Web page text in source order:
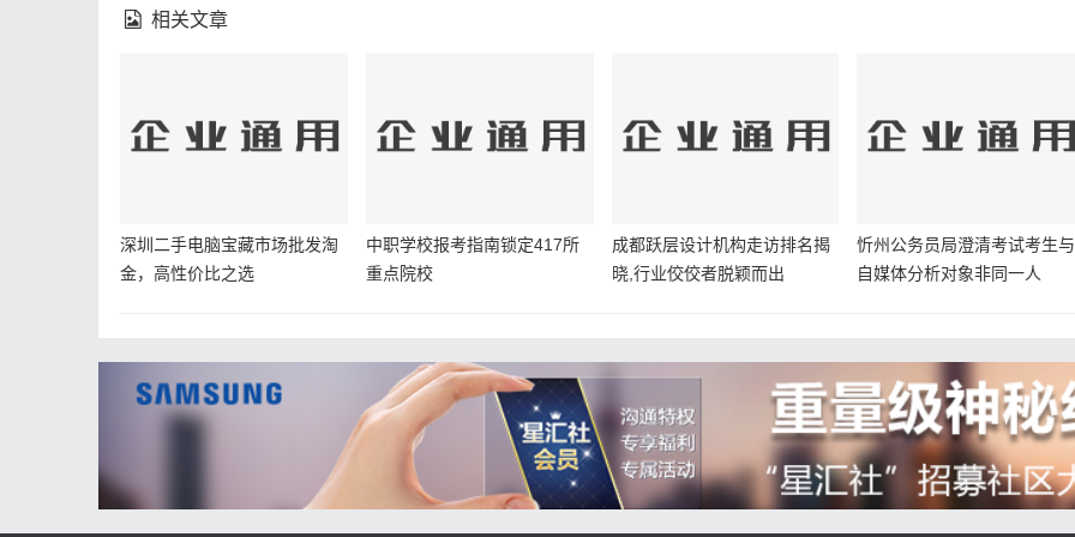
相关文章
深圳二手电脑宝藏市场批发淘
金，高性价比之选
中职学校报考指南锁定417所
重点院校
成都跃层设计机构走访排名揭
晓,行业佼佼者脱颖而出
忻州公务员局澄清考试考生与
自媒体分析对象非同一人